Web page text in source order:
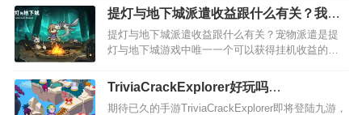
绍，快来看一下吧。游戏中，小型食肉龙吃小型食
草龙，中型非装甲食草龙和非同类小型食肉龙，鸭
嘴龙类全部是中型非装…
提灯与地下城派遣收益跟什么有关？我来
告诉你玩法攻略
提灯与地下城派遣收益跟什么有关？宠物派遣是提
灯与地下城游戏中唯一一个可以获得挂机收益的玩
天3次，这次主要是来讲讲宠物派遣怎样收益更高。
TriviaCrackExplorer好玩吗
TriviaCrackExplorer玩法简介
期待已久的手游TriviaCrackExplorer即将登陆九游，